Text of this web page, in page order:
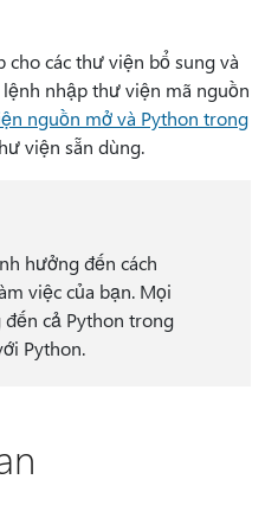
cho các thư viện bổ sung và
nhập thư viện mã nguồn
nguồn mở và Python trong
viện sẵn dùng.
hưởng đến cách
việc của bạn. Mọi
cả Python trong
Python.